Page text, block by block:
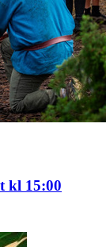
kl 15:00